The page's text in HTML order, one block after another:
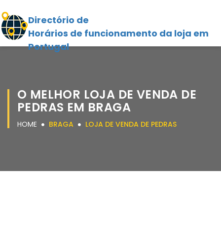
Directório de
Horários de funcionamento da loja em
Portugal
O MELHOR LOJA DE VENDA DE
PEDRAS EM BRAGA
HOME BRAGA LOJA DE VENDA DE PEDRAS